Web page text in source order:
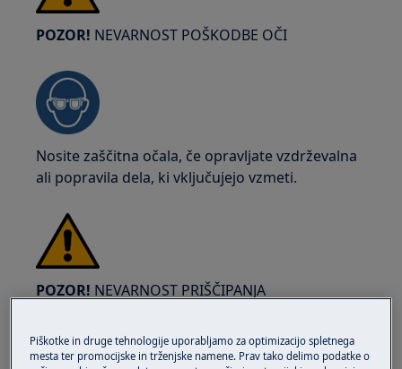
POZOR! NEVARNOST POŠKODBE OČI
Nosite zaščitna očala, če opravljate vzdrževalna
ali popravila dela, ki vključujejo vzmeti.
POZOR! NEVARNOST PRIŠČIPANJA
Piškotke in druge tehnologije uporabljamo za optimizacijo spletnega
mesta ter promocijske in trženjske namene. Prav tako delimo podatke o